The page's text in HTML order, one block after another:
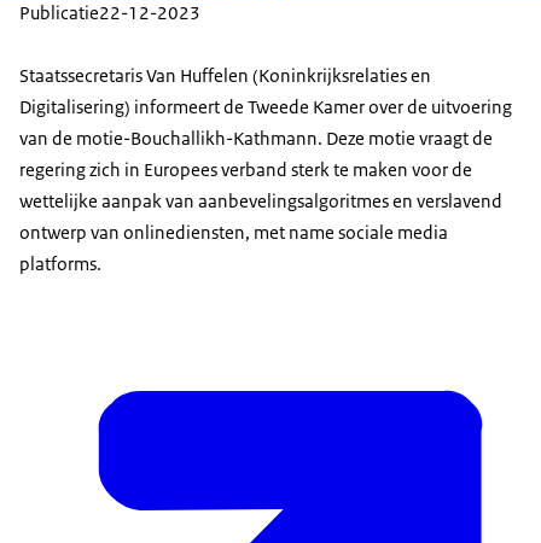
Publicatie22-12-2023
Staatssecretaris Van Huffelen (Koninkrijksrelaties en
Digitalisering) informeert de Tweede Kamer over de uitvoering
van de motie-Bouchallikh-Kathmann. Deze motie vraagt de
regering zich in Europees verband sterk te maken voor de
wettelijke aanpak van aanbevelingsalgoritmes en verslavend
ontwerp van onlinediensten, met name sociale media
platforms.